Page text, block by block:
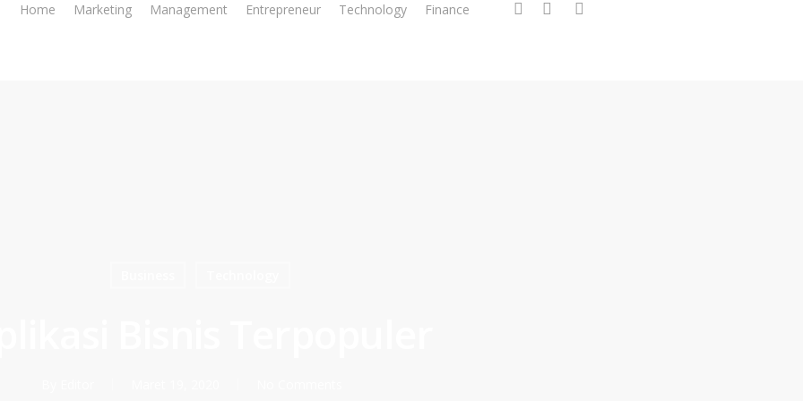
Home Marketing Management Entrepreneur Technology Finance facebooklinkedin instagram